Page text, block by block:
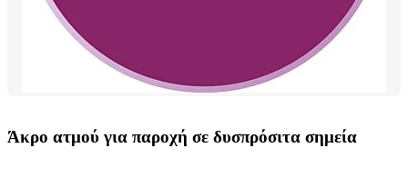
Άκρο ατμού για παροχή σε δυσπρόσιτα σημεία